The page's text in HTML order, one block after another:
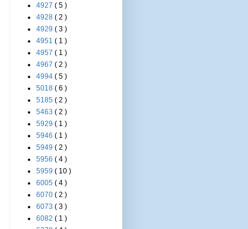
4927 ( 5 )
4928 ( 2 )
4929 ( 3 )
4951 ( 1 )
4957 ( 1 )
4967 ( 2 )
4994 ( 5 )
5018 ( 6 )
5185 ( 2 )
5463 ( 2 )
5929 ( 1 )
5946 ( 1 )
5949 ( 2 )
5956 ( 4 )
5959 ( 10 )
6005 ( 4 )
6070 ( 2 )
6073 ( 3 )
6082 ( 1 )